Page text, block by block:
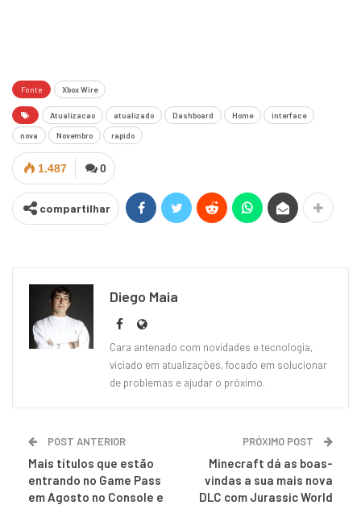
Fonte Xbox Wire
Atualizacao atualizado Dashboard Home interface
nova Novembro rapido
0
1.487
compartilhar
Diego Maia
Cara antenado com novidades e tecnologia,
viciado em atualizações, focado em solucionar
de problemas e ajudar o próximo.
POST ANTERIOR
Mais títulos que estão
entrando no Game Pass
em Agosto no Console e
PRÓXIMO POST
Minecraft dá as boas-
vindas a sua mais nova
DLC com Jurassic World